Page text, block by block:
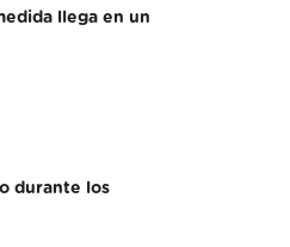
llega en un
durante los